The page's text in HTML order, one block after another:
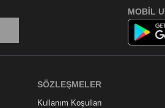
MOBIL
SÖZLEŞMELER
Kullanım Koşulları